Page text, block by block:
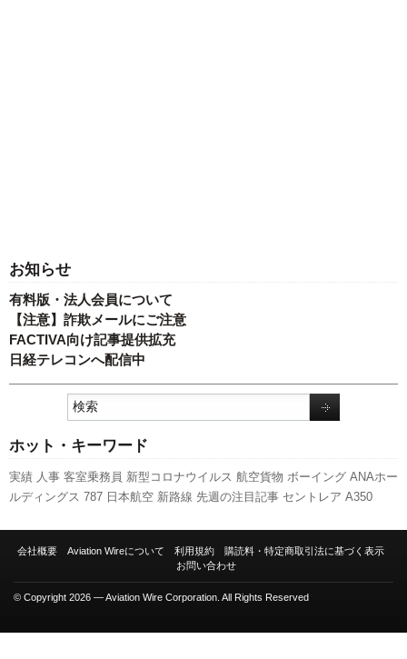
お知らせ
有料版・法人会員について
【注意】詐欺メールにご注意
FACTIVA向け記事提供拡充
日経テレコンへ配信中
ホット・キーワード
実績 人事 客室乗務員 新型コロナウイルス 航空貨物 ボーイング ANAホー
ルディングス 787 日本航空 新路線 先週の注目記事 セントレア A350
港 777 関西空港 キャンペーン A320 エアバス 新千歳空港 全日空 国交省
会社概要 Aviation Wireについて 利用規約
購読料・特定商取引法に基づく表示
お問い合わせ
© Copyright 2026 — Aviation Wire Corporation. All Rights Reserved